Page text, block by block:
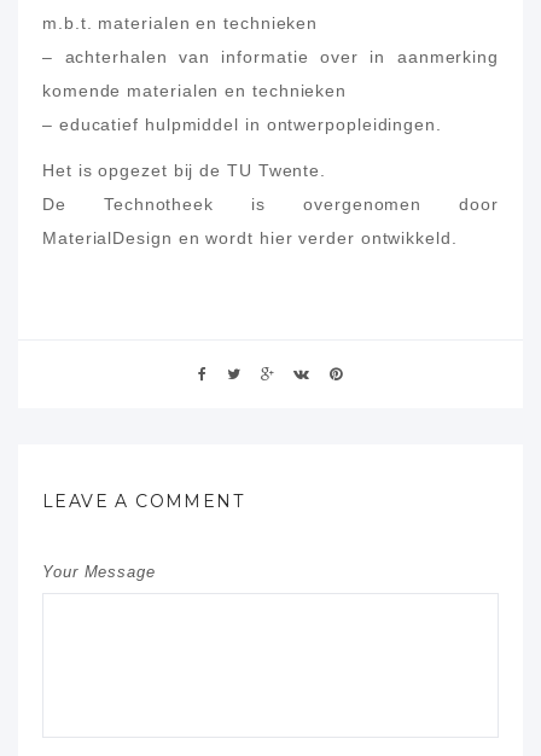
m.b.t. materialen en technieken
– achterhalen van informatie over in aanmerking
komende materialen en technieken
– educatief hulpmiddel in ontwerpopleidingen.
Het is opgezet bij de TU Twente.
De Technotheek is overgenomen door
MaterialDesign en wordt hier verder ontwikkeld.
LEAVE A COMMENT
Your Message